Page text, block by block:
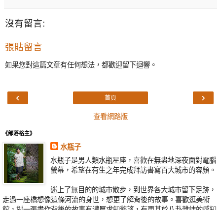
沒有留言:
張貼留言
如果您對這篇文章有任何想法，都歡迎留下迴響。
‹ ›
首頁
查看網路版
《部落格主》
水瓶子
水瓶子是男人類水瓶星座，喜歡在無盡地深夜面對電腦
螢幕，希望在有生之年完成拜訪書寫百大城市的容顏。
迷上了無目的的城市散步，到世界各大城市留下足跡，
走過一座橋想像這條河流的身世，想更了解背後的故事。喜歡逛美術